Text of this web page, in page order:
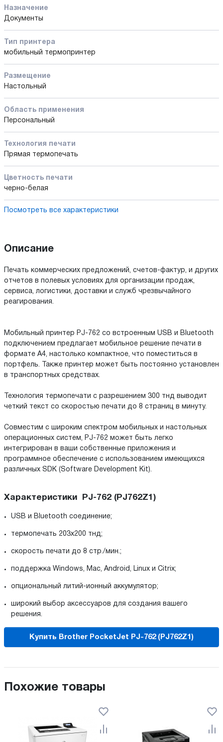
Назначение
Документы
Тип принтера
мобильный термопринтер
Размещение
Настольный
Область применения
Персональный
Технология печати
Прямая термопечать
Цветность печати
черно-белая
Посмотреть все характеристики
Описание
Печать коммерческих предложений, счетов-фактур, и других
отчетов в полевых условиях для организации продаж,
сервиса, логистики, доставки и служб чрезвычайного
реагирования.
Мобильный принтер РJ-762 со встроенным USB и Bluetooth
подключением предлагает мобильное решение печати в
формате А4, настолько компактное, что поместиться в
портфель. Также принтер может быть постоянно установлен
в транспортных средствах.
Технология термопечати с разрешением 300 тнд выводит
четкий текст со скоростью печати до 8 страниц в минуту.
Совместим с широким спектром мобильных и настольных
операционных систем, PJ-762 может быть легко
интегрирован в ваши собственные приложения и
программное обеспечение с использованием имеющихся
различных SDK (Software Development Kit).
Характеристики PJ-762 (PJ762Z1)
USB и Bluetooth соединение;
термопечать 203x200 тнд;
скорость печати до 8 стр./мин.;
поддержка Windows, Mac, Android, Linux и Citrix;
опциональный литий-ионный аккумулятор;
широкий выбор аксессуаров для создания вашего
решения.
Купить Brother PocketJet PJ-762 (PJ762Z1)
Похожие товары